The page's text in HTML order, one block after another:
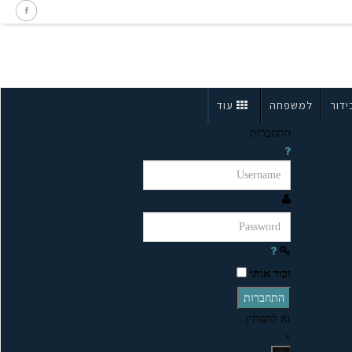
למשפחה עוד
התחברות
זכור אותי
התחברות
נא להמתין...
×